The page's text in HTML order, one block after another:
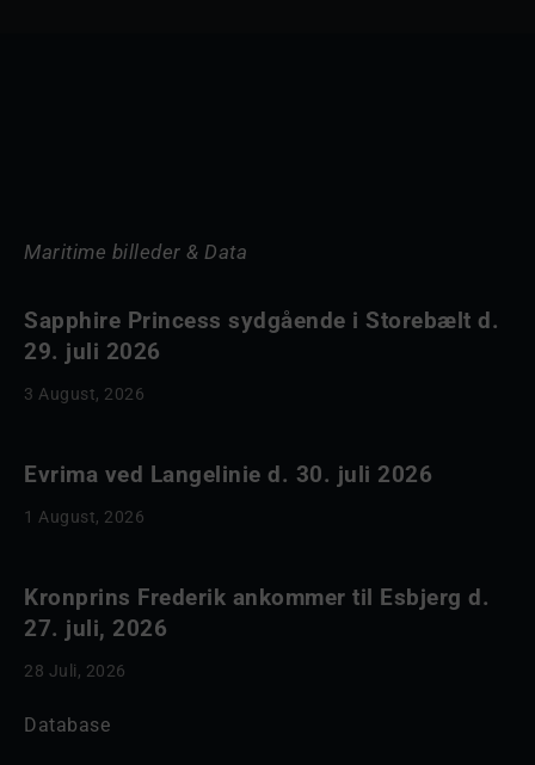
Maritime billeder & Data
Sapphire Princess sydgående i Storebælt d.
29. juli 2026
3 August, 2026
Evrima ved Langelinie d. 30. juli 2026
1 August, 2026
Kronprins Frederik ankommer til Esbjerg d.
27. juli, 2026
28 Juli, 2026
Database